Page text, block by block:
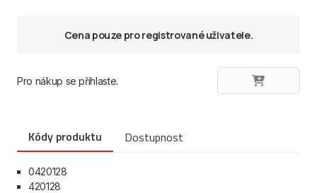
Cena pouze pro registrované uživatele.
Pro nákup se přihlaste.
Kódy produktu Dostupnost
0420128
420128